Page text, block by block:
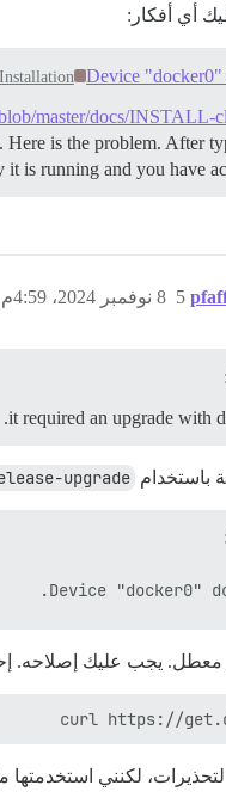
أي أفكار:
Device "docker0"
Installation
master/docs/INSTALL-
is the problem. After
is running and you have
8 نوفمبر 2024، 4:59م 5
it required an upgrade with
باستخدام upgrade
Device "docker0"
معطل. يجب عليك إصلاحه.
curl https://
لكنني استخدمتها